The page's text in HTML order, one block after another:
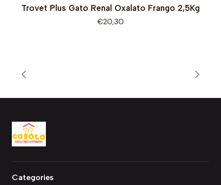
Out of Stock
Trovet Plus Gato Renal Oxalato Frango 2,5Kg
€20,30
Categories